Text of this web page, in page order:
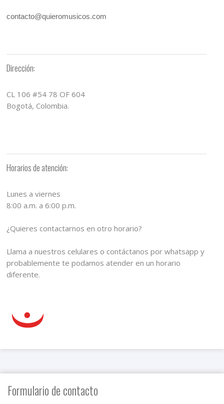
contacto@quieromusicos.com
Dirección:
CL 106 #54 78 OF 604
Bogotá, Colombia.
Horarios de atención:
Lunes a viernes
8:00 a.m. a 6:00 p.m.
¿Quieres contactarnos en otro horario?
Llama a nuestros celulares o contáctanos por whatsapp y
probablemente te podamos atender en un horario
diferente.
Formulario de contacto